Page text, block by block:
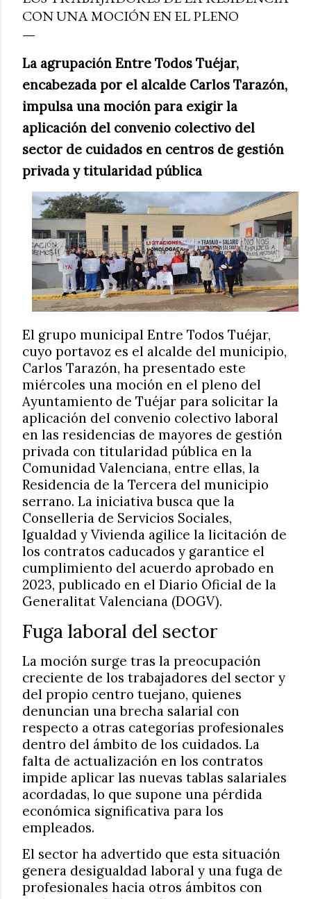
CON UNA MOCIÓN EN EL PLENO
La agrupación Entre Todos Tuéjar,
encabezada por el alcalde Carlos Tarazón,
impulsa una moción para exigir la
aplicación del convenio colectivo del
sector de cuidados en centros de gestión
privada y titularidad pública
El grupo municipal Entre Todos Tuéjar,
cuyo portavoz es el alcalde del municipio,
Carlos Tarazón, ha presentado este
miércoles una moción en el pleno del
Ayuntamiento de Tuéjar para solicitar la
aplicación del convenio colectivo laboral
en las residencias de mayores de gestión
privada con titularidad pública en la
Comunidad Valenciana, entre ellas, la
Residencia de la Tercera del municipio
serrano. La iniciativa busca que la
Conselleria de Servicios Sociales,
Igualdad y Vivienda agilice la licitación de
los contratos caducados y garantice el
cumplimiento del acuerdo aprobado en
2023, publicado en el Diario Oficial de la
Generalitat Valenciana (DOGV).
Fuga laboral del sector
La moción surge tras la preocupación
creciente de los trabajadores del sector y
del propio centro tuejano, quienes
denuncian una brecha salarial con
respecto a otras categorías profesionales
dentro del ámbito de los cuidados. La
falta de actualización en los contratos
impide aplicar las nuevas tablas salariales
acordadas, lo que supone una pérdida
económica significativa para los
empleados.
El sector ha advertido que esta situación
genera desigualdad laboral y una fuga de
profesionales hacia otros ámbitos con